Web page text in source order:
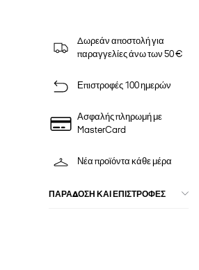
Δωρεάν αποστολή για
παραγγελίες άνω των 50 €
Επιστροφές 100 ημερών
Ασφαλής πληρωμή με
MasterCard
Νέα προϊόντα κάθε μέρα
ΠΑΡΑΔΟΣΗ ΚΑΙ ΕΠΙΣΤΡΟΦΕΣ